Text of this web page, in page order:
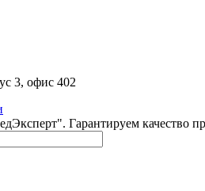
3, офис 402
Гарантируем качество